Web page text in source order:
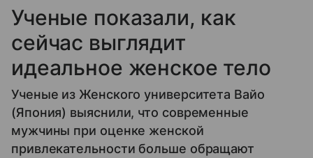
Ученые показали, как
сейчас выглядит
идеальное женское тело
Ученые из Женского университета Вайо
(Япония) выяснили, что современные
мужчины при оценке женской
привлекательности больше обращают